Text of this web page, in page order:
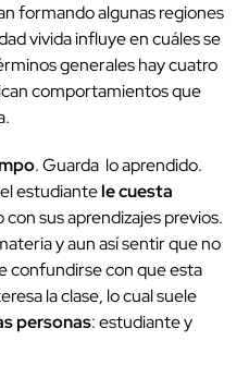
formando algunas regiones
vivida influye en cuáles se
generales hay cuatro
comportamientos que
. Guarda lo aprendido.
estudiantele cuesta
sus aprendizajes previos.
y aun así sentir que no
confundirse con que esta
la clase, lo cual suele
personas: estudiante y